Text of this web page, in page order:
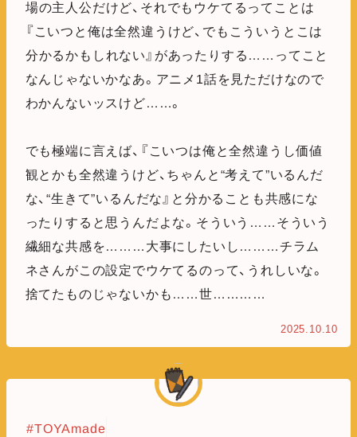
場の主人公だけど、それでもウケてるってことは
『こいつと俺は全然違うけど、でもこういうとこは
分かるかもしれない』があったりする……ってこと
なんじゃないかなあ。アニメ1話を見ただけなので
わかんないッスけど……。
でも極端に言えば、『こいつは俺と全然違うし価値
観とかも全然違うけど、ちゃんと“考えて”いるんだ
な、“生きて”いるんだな』と分かることも共感にな
ったりすると思うんだよな。そういう……そういう
繊細な共感を………大事にしたいし………チラム
ネさんがこの設定でウケてるのって、うれしいな。
捨てたものじゃないかも……世…………
2025.10.10
#TOYAmade